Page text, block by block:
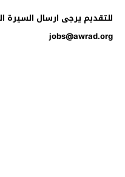
للتقديم يرجى ارسال السيرة
jobs@awrad.org